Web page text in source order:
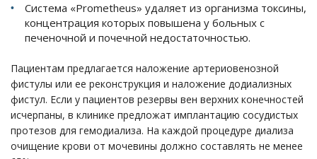
Система «Prometheus» удаляет из организма токсины,
концентрация которых повышена у больных с
печеночной и почечной недостаточностью.
Пациентам предлагается наложение артериовенозной
фистулы или ее реконструкция и наложение додиализных
фистул. Если у пациентов резервы вен верхних конечностей
исчерпаны, в клинике предложат имплантацию сосудистых
протезов для гемодиализа. На каждой процедуре диализа
очищение крови от мочевины должно составлять не менее